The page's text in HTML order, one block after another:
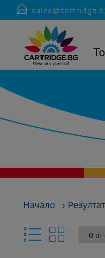
Начало ›